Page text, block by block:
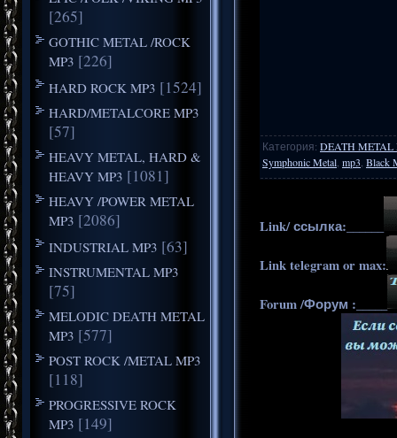
[265]
GOTHIC METAL /ROCK
MP3 [226]
HARD ROCK MP3 [1524]
HARD/METALCORE MP3
[57]
HEAVY METAL, HARD &
HEAVY MP3 [1081]
HEAVY /POWER METAL
MP3 [2086]
INDUSTRIAL MP3 [63]
INSTRUMENTAL MP3
[75]
MELODIC DEATH METAL
MP3 [577]
POST ROCK /METAL MP3
[118]
PROGRESSIVE ROCK
MP3 [149]
Категория: DEATH METAL
Symphonic Metal mp3 Black
Link/ ссылка:______
Link telegram or max:
Forum /Форум :_____